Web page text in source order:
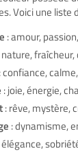
Voici une
: amour,
nature,
: confiance,
: joie, énergie,
: rêve, mystère,
: dynamisme,